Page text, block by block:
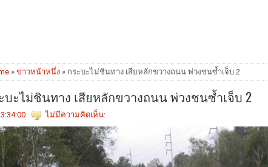
» ข่าวหน้าหนึ่ง » กระบะไม่ชินทาง เสียหลักขวางถนน พ่วงชนซ้ำเจ็บ 2
บะไม่ชินทาง เสียหลักขวางถนน พ่วงชนซ้ำเจ็บ 2
ไม่มีความคิดเห็น: